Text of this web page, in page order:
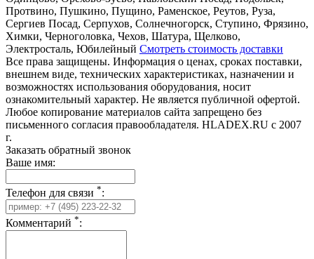
Протвино, Пушкино, Пущино, Раменское, Реутов, Руза,
Сергиев Посад, Серпухов, Солнечногорск, Ступино, Фрязино,
Химки, Черноголовка, Чехов, Шатура, Щелково,
Электросталь, Юбилейный Смотреть стоимость доставки
Все права защищены. Информация о ценах, сроках поставки,
внешнем виде, технических характеристиках, назначении и
возможностях использования оборудования, носит
ознакомительный характер. Не является публичной офертой.
Любое копирование материалов сайта запрещено без
письменного согласия правообладателя. HLADEX.RU c 2007
г.
Заказать обратный звонок
Ваше имя:
Телефон для связи *:
Комментарий *: